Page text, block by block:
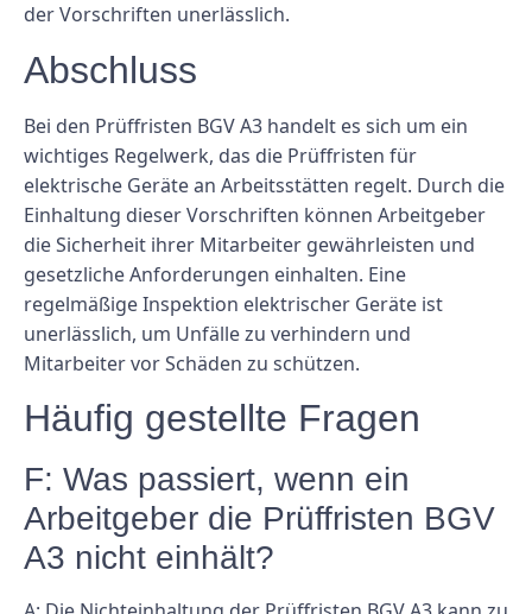
der Vorschriften unerlässlich.
Abschluss
Bei den Prüffristen BGV A3 handelt es sich um ein
wichtiges Regelwerk, das die Prüffristen für
elektrische Geräte an Arbeitsstätten regelt. Durch die
Einhaltung dieser Vorschriften können Arbeitgeber
die Sicherheit ihrer Mitarbeiter gewährleisten und
gesetzliche Anforderungen einhalten. Eine
regelmäßige Inspektion elektrischer Geräte ist
unerlässlich, um Unfälle zu verhindern und
Mitarbeiter vor Schäden zu schützen.
Häufig gestellte Fragen
F: Was passiert, wenn ein
Arbeitgeber die Prüffristen BGV
A3 nicht einhält?